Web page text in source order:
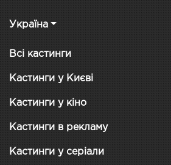
Україна
Всі кастинги
Кастинги у Києві
Кастинги у кіно
Кастинги в рекламу
Кастинги у серіали